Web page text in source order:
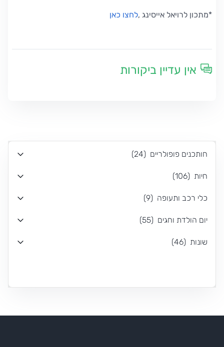
*מתכון לרויאל אייסינג ,לחצו כאן
אין עדיין ביקורות
חותכנים פופולריים (
24
)
חיות (
106
)
כלי רכב ותעופה (
9
)
יום הולדת וחגים (
55
)
שונות (
46
)